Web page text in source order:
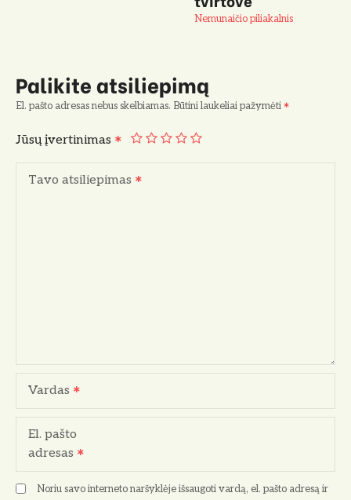
Nemunaičio piliakalnis
Palikite atsiliepimą
El. pašto adresas nebus skelbiamas. Būtini laukeliai pažymėti
Jūsų įvertinimas
Tavo atsiliepimas
Vardas
El. pašto
adresas
Noriu savo interneto naršyklėje išsaugoti vardą, el. pašto adresą ir